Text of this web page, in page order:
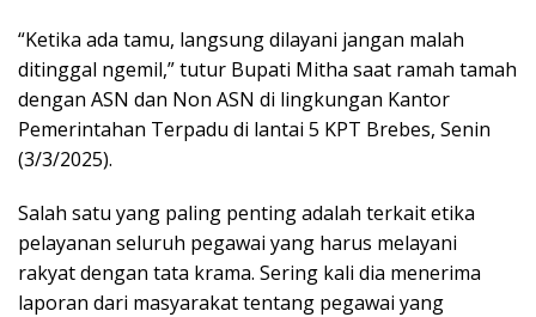
“Ketika ada tamu, langsung dilayani jangan malah
ditinggal ngemil,” tutur Bupati Mitha saat ramah tamah
dengan ASN dan Non ASN di lingkungan Kantor
Pemerintahan Terpadu di lantai 5 KPT Brebes, Senin
(3/3/2025).
Salah satu yang paling penting adalah terkait etika
pelayanan seluruh pegawai yang harus melayani
rakyat dengan tata krama. Sering kali dia menerima
laporan dari masyarakat tentang pegawai yang